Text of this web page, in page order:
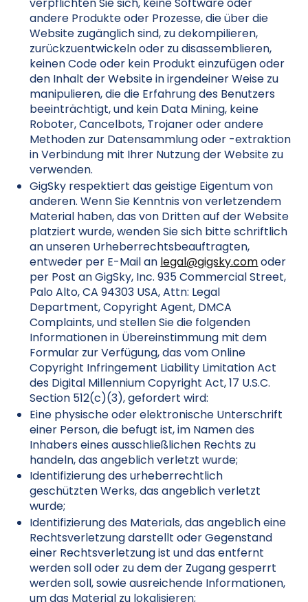
verpflichten Sie sich, keine Software oder
andere Produkte oder Prozesse, die über die
Website zugänglich sind, zu dekompilieren,
zurückzuentwickeln oder zu disassemblieren,
keinen Code oder kein Produkt einzufügen oder
den Inhalt der Website in irgendeiner Weise zu
manipulieren, die die Erfahrung des Benutzers
beeinträchtigt, und kein Data Mining, keine
Roboter, Cancelbots, Trojaner oder andere
Methoden zur Datensammlung oder -extraktion
in Verbindung mit Ihrer Nutzung der Website zu
verwenden.
GigSky respektiert das geistige Eigentum von
anderen. Wenn Sie Kenntnis von verletzendem
Material haben, das von Dritten auf der Website
platziert wurde, wenden Sie sich bitte schriftlich
an unseren Urheberrechtsbeauftragten,
entweder per E-Mail an legal@gigsky.comoder
per Post an GigSky, Inc. 935 Commercial Street,
Palo Alto, CA 94303 USA, Attn: Legal
Department, Copyright Agent, DMCA
Complaints, und stellen Sie die folgenden
Informationen in Übereinstimmung mit dem
Formular zur Verfügung, das vom Online
Copyright Infringement Liability Limitation Act
des Digital Millennium Copyright Act, 17 U.S.C.
Section 512(c)(3), gefordert wird:
Eine physische oder elektronische Unterschrift
einer Person, die befugt ist, im Namen des
Inhabers eines ausschließlichen Rechts zu
handeln, das angeblich verletzt wurde;
Identifizierung des urheberrechtlich
geschützten Werks, das angeblich verletzt
wurde;
Identifizierung des Materials, das angeblich eine
Rechtsverletzung darstellt oder Gegenstand
einer Rechtsverletzung ist und das entfernt
werden soll oder zu dem der Zugang gesperrt
werden soll, sowie ausreichende Informationen,
um das Material zu lokalisieren;